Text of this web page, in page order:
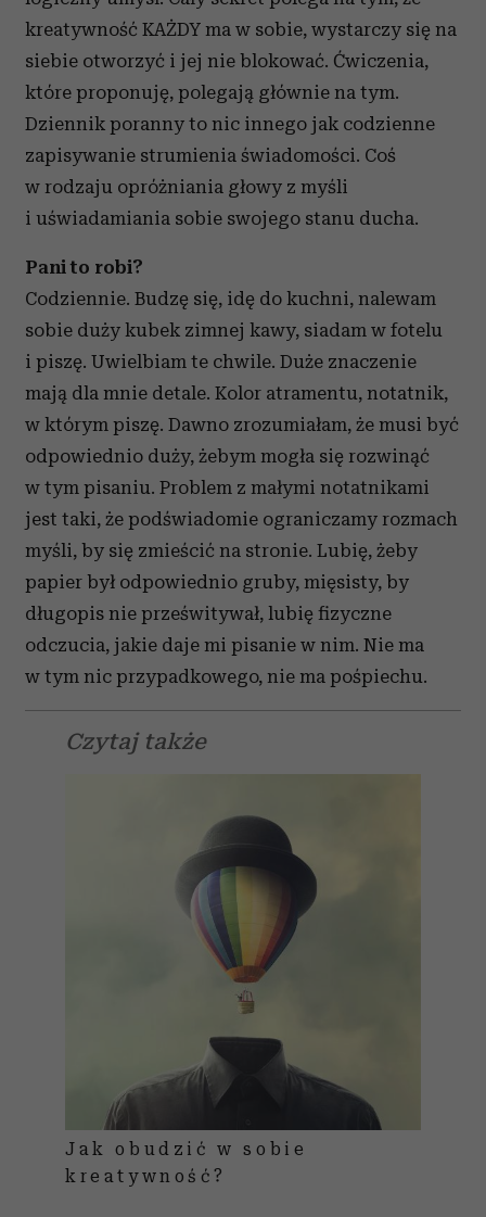
kreatywność KAŻDY ma w sobie, wystarczy się na
siebie otworzyć i jej nie blokować. Ćwiczenia,
które proponuję, polegają głównie na tym.
Dziennik poranny to nic innego jak codzienne
zapisywanie strumienia świadomości. Coś
w rodzaju opróżniania głowy z myśli
i uświadamiania sobie swojego stanu ducha.
Pani to robi?
Codziennie. Budzę się, idę do kuchni, nalewam
sobie duży kubek zimnej kawy, siadam w fotelu
i piszę. Uwielbiam te chwile. Duże znaczenie
mają dla mnie detale. Kolor atramentu, notatnik,
w którym piszę. Dawno zrozumiałam, że musi być
odpowiednio duży, żebym mogła się rozwinąć
w tym pisaniu. Problem z małymi notatnikami
jest taki, że podświadomie ograniczamy rozmach
myśli, by się zmieścić na stronie. Lubię, żeby
papier był odpowiednio gruby, mięsisty, by
długopis nie prześwitywał, lubię fizyczne
odczucia, jakie daje mi pisanie w nim. Nie ma
w tym nic przypadkowego, nie ma pośpiechu.
Czytaj także
Jak obudzić w sobie
kreatywność?